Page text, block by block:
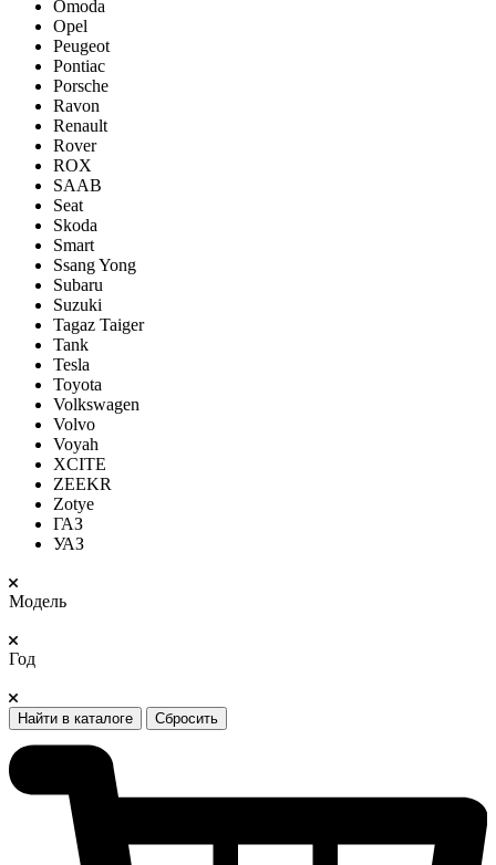
Omoda
Opel
Peugeot
Pontiac
Porsсhe
Ravon
Renault
Rover
ROX
SAAB
Seat
Skoda
Smart
Ssang Yong
Subaru
Suzuki
Tagaz Taiger
Tank
Tesla
Toyota
Volkswagen
Volvo
Voyah
XCITE
ZEEKR
Zotye
ГАЗ
УАЗ
Модель
Год
Найти в каталоге Сбросить